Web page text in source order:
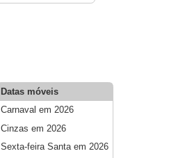
Datas móveis
Carnaval em 2026
Cinzas em 2026
Sexta-feira Santa em 2026